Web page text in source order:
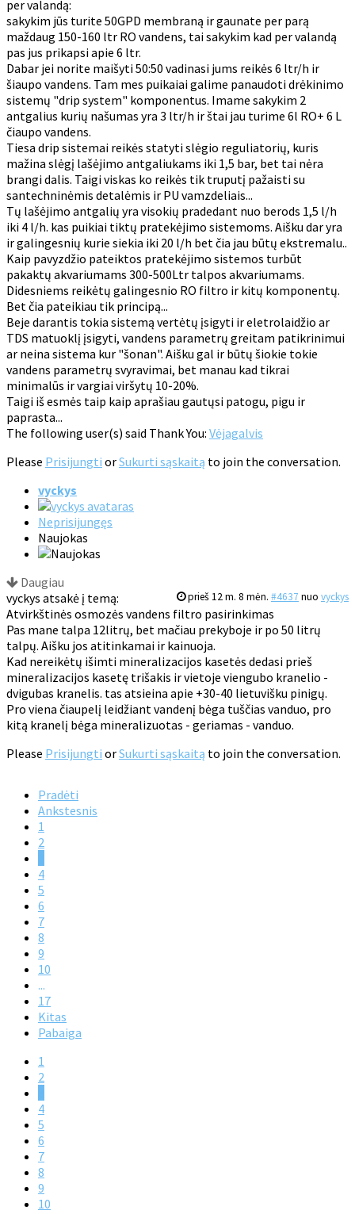
per valandą:
sakykim jūs turite 50GPD membraną ir gaunate per parą
maždaug 150-160 ltr RO vandens, tai sakykim kad per valandą
pas jus prikapsi apie 6 ltr.
Dabar jei norite maišyti 50:50 vadinasi jums reikės 6 ltr/h ir
šiaupo vandens. Tam mes puikaiai galime panaudoti drėkinimo
sistemų "drip system" komponentus. Imame sakykim 2
antgalius kurių našumas yra 3 ltr/h ir štai jau turime 6l RO+ 6 L
čiaupo vandens.
Tiesa drip sistemai reikės statyti slėgio reguliatorių, kuris
mažina slėgį lašėjimo antgaliukams iki 1,5 bar, bet tai nėra
brangi dalis. Taigi viskas ko reikės tik truputį pažaisti su
santechninėmis detalėmis ir PU vamzdeliais...
Tų lašėjimo antgalių yra visokių pradedant nuo berods 1,5 l/h
iki 4 l/h. kas puikiai tiktų pratekėjimo sistemoms. Aišku dar yra
ir galingesnių kurie siekia iki 20 l/h bet čia jau būtų ekstremalu..
Kaip pavyzdžio pateiktos pratekėjimo sistemos turbūt
pakaktų akvariumams 300-500Ltr talpos akvariumams.
Didesniems reikėtų galingesnio RO filtro ir kitų komponentų.
Bet čia pateikiau tik principą...
Beje darantis tokia sistemą vertėtų įsigyti ir eletrolaidžio ar
TDS matuoklį įsigyti, vandens parametrų greitam patikrinimui
ar neina sistema kur "šonan". Aišku gal ir būtų šiokie tokie
vandens parametrų svyravimai, bet manau kad tikrai
minimalūs ir vargiai viršytų 10-20%.
Taigi iš esmės taip kaip aprašiau gautųsi patogu, pigu ir
paprasta...
The following user(s) said Thank You: Vėjagalvis
Please Prisijungti orSukurti sąskaitą to join the conversation.
vyckys
Neprisijungęs
Naujokas
Daugiau
prieš 12 m. 8 mėn. #4637 nuo vyckys
vyckys atsakė į temą:
Atvirkštinės osmozės vandens filtro pasirinkimas
Pas mane talpa 12litrų, bet mačiau prekyboje ir po 50 litrų
talpų. Aišku jos atitinkamai ir kainuoja.
Kad nereikėtų išimti mineralizacijos kasetės dedasi prieš
mineralizacijos kasetę trišakis ir vietoje viengubo kranelio -
dvigubas kranelis. tas atsieina apie +30-40 lietuvišku pinigų.
Pro viena čiaupelį leidžiant vandenį bėga tuščias vanduo, pro
kitą kranelį bėga mineralizuotas - geriamas - vanduo.
Please Prisijungti orSukurti sąskaitą to join the conversation.
Pradėti
Ankstesnis
1
2
4
5
6
7
8
9
10
...
17
Kitas
Pabaiga
1
2
4
5
6
7
8
9
10